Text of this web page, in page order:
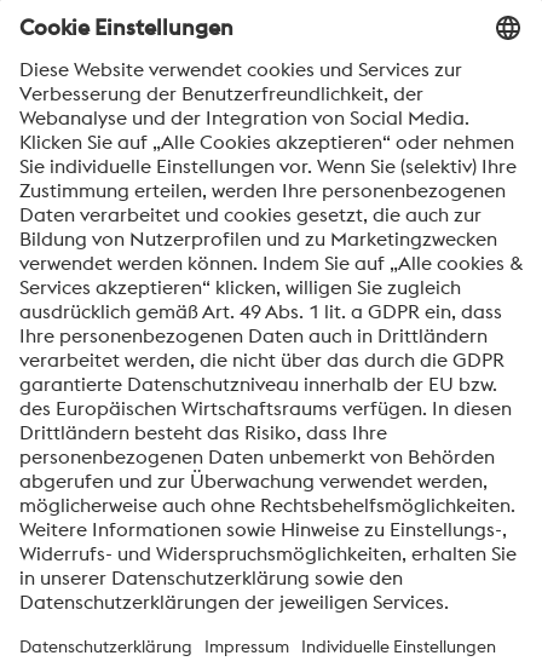
Nachricht*
Ich möchte über voestalpine Neuigkeiten
automatisch informiert werden.
SENDEN
Anti-Roboter-Verifizierung
Hier klicken
FriendlyCaptcha ⇗
voestalpine High Performance Metals International
GmbH
Die voestalpine High Performance Metals International GmbH ist
eine österreichische Vertriebsgesellschaft der High Performance
Metals Division des voestalpine-Konzerns. Die Division